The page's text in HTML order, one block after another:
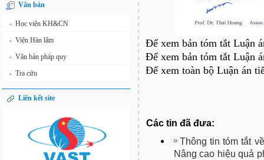
Văn bản
» Học viện KH&CN
» Viện Hàn lâm
» Văn bản pháp quy
» Tra cứu
Liên kết site
Để xem bản tóm tắt Luận
Để xem bản tóm tắt Luận
Để xem toàn bộ Luận án
Các tin đã đưa:
Thông tin tóm tắt
Nâng cao hiệu quả